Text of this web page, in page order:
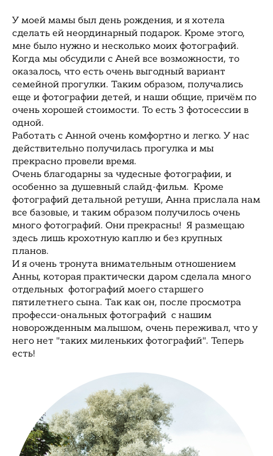
У моей мамы был день рождения, и я хотела
сделать ей неординарный подарок. Кроме этого,
мне было нужно и несколько моих фотографий.
Когда мы обсудили с Аней все возможности, то
оказалось, что есть очень выгодный вариант
семейной прогулки. Таким образом, получались
еще и фотографии детей, и наши общие, причём по
очень хорошей стоимости. То есть 3 фотосессии в
одной.
Работать с Анной очень комфортно и легко. У нас
действительно получилась прогулка и мы
прекрасно провели время.
Очень благодарны за чудесные фотографии, и
особенно за душевный слайд-фильм. Кроме
фотографий детальной ретуши, Анна прислала нам
все базовые, и таким образом получилось очень
много фотографий. Они прекрасны! Я размещаю
здесь лишь крохотную каплю и без крупных
планов.
И я очень тронута внимательным отношением
Анны, которая практически даром сделала много
отдельных фотографий моего старшего
пятилетнего сына. Так как он, после просмотра
професси-ональных фотографий с нашим
новорожденным малышом, очень переживал, что у
него нет "таких миленьких фотографий". Теперь
есть!